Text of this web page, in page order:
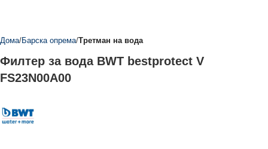
Дома Барска опрема Третман на вода
Филтер за вода BWT bestprotect V
FS23N00A00